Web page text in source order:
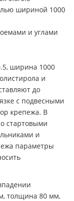
шириной 1000
и углами
ширина 1000
и
до
с подвесными
крепежа. В
стартовыми
и
параметры
толщина 80 мм,